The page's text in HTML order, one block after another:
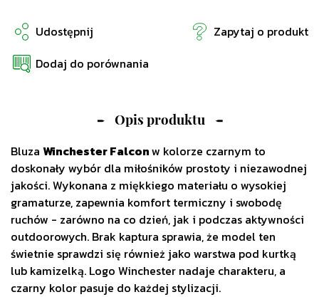
Udostępnij
Zapytaj o produkt
Dodaj do porównania
Opis produktu
Bluza Winchester Falconw kolorze czarnym to
doskonały wybór dla miłośników prostoty i niezawodnej
jakości. Wykonana z miękkiego materiału o wysokiej
gramaturze, zapewnia komfort termiczny i swobodę
ruchów - zarówno na co dzień, jak i podczas aktywności
outdoorowych. Brak kaptura sprawia, że model ten
świetnie sprawdzi się również jako warstwa pod kurtką
lub kamizelką. Logo Winchester nadaje charakteru, a
czarny kolor pasuje do każdej stylizacji.